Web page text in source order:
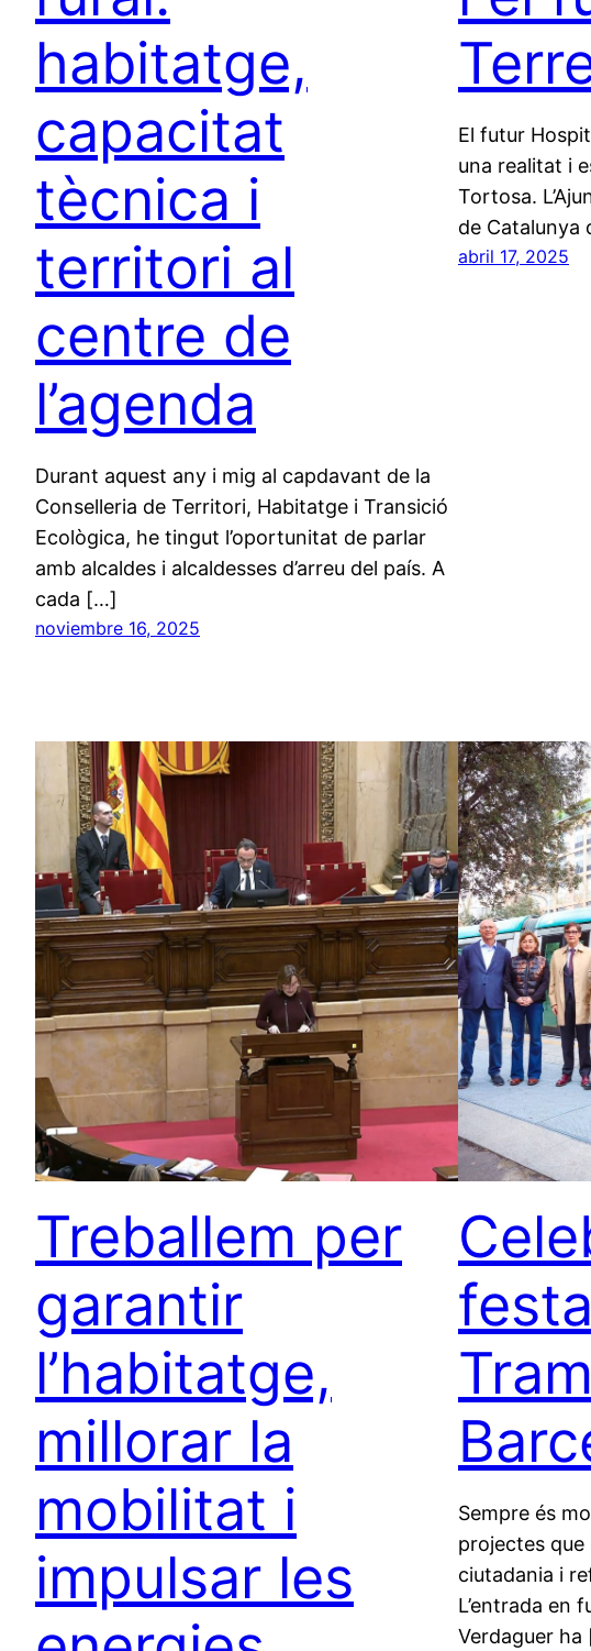
habitatge,
capacitat
tècnica i
territori al
centre de
l’agenda
Durant aquest any i mig al capdavant de la
Conselleria de Territori, Habitatge i Transició
Ecològica, he tingut l’oportunitat de parlar
amb alcaldes i alcaldesses d’arreu del país. A
cada […]
noviembre 16, 2025
El futur
una realitat i
Tortosa.
de
abril 17, 2025
Treballem per
garantir
l’habitatge,
millorar la
mobilitat i
impulsar les
Sempre és
projectes que
ciutadania i
L’entrada en
Verdaguer